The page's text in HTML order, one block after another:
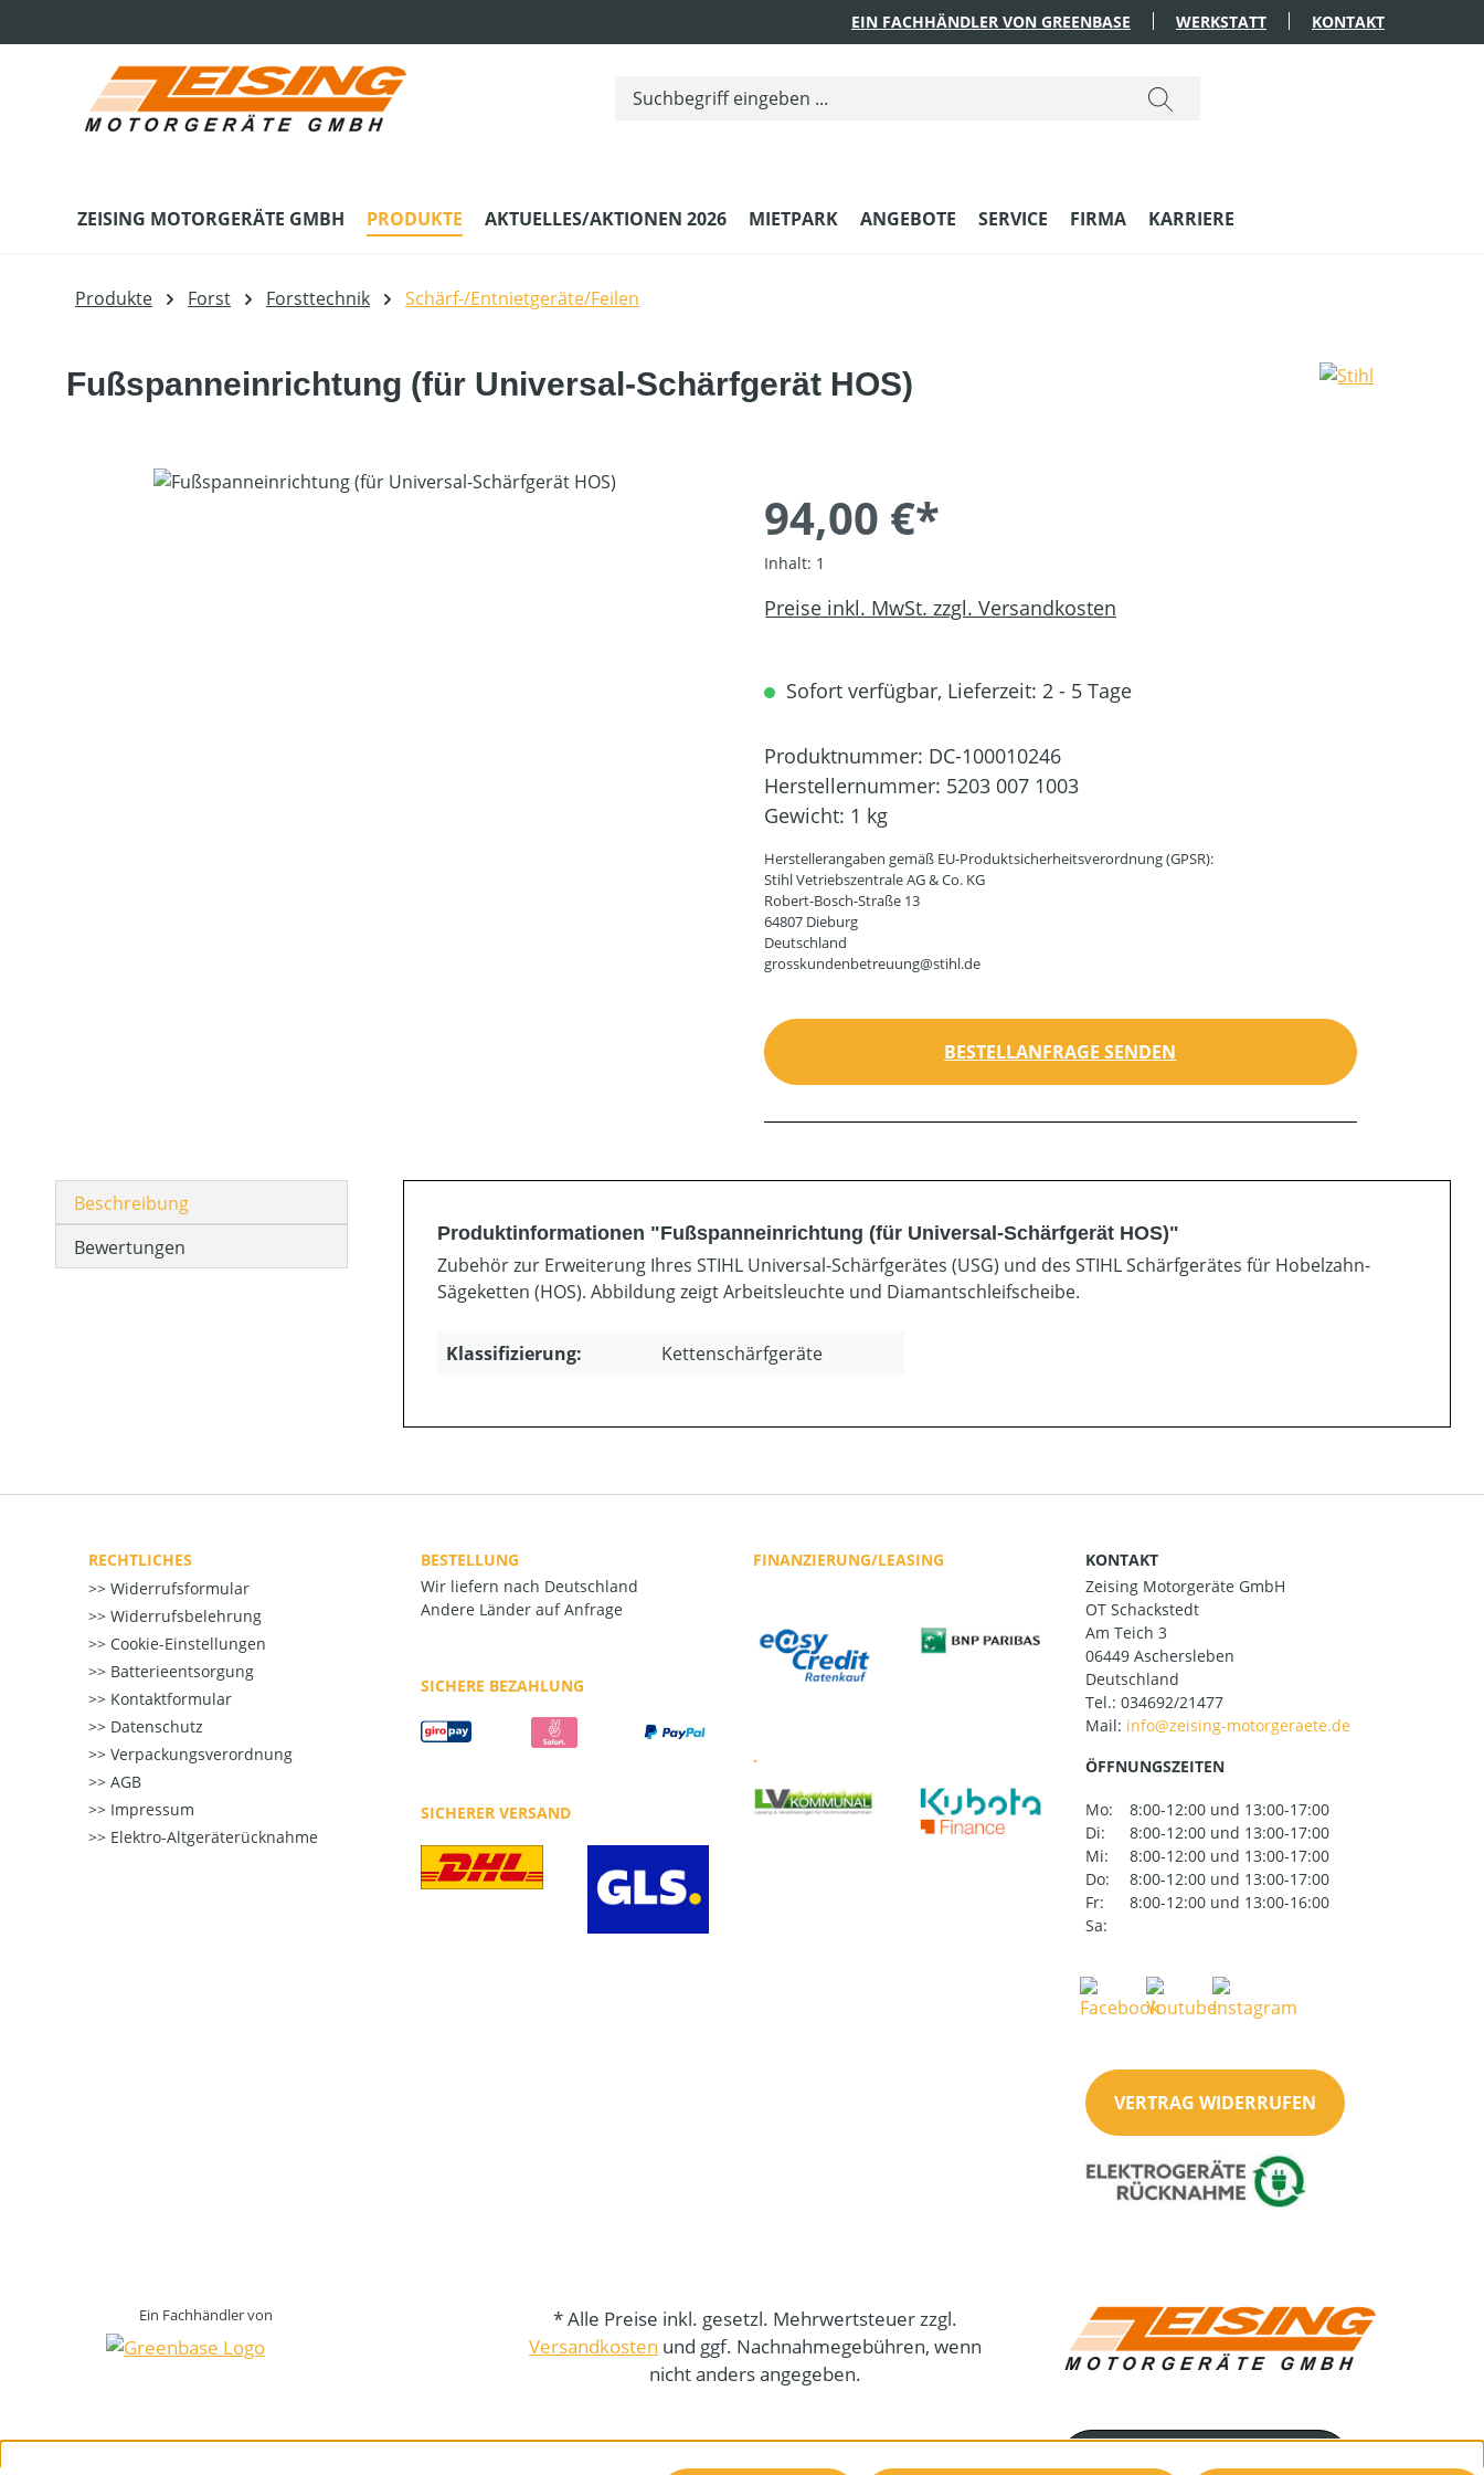
EIN FACHHÄNDLER VON GREENBASE WERKSTATT KONTAKT
ZEISING MOTORGERÄTE GMBH PRODUKTE AKTUELLES/AKTIONEN 2026 MIETPARK ANGEBOTE SERVICE FIRMA KARRIERE
Produkte Forst Forsttechnik Schärf-/Entnietgeräte/Feilen
Fußspanneinrichtung (für Universal-Schärfgerät HOS)
Bildergalerie überspringen
94,00 €*
Inhalt: 1
Preise inkl. MwSt. zzgl. Versandkosten
Sofort verfügbar, Lieferzeit: 2 - 5 Tage
Produktnummer: DC-100010246
Herstellernummer: 5203 007 1003
Gewicht: 1 kg
Herstellerangaben gemäß EU-Produktsicherheitsverordnung (GPSR):
Stihl Vetriebszentrale AG & Co. KG
Robert-Bosch-Straße 13
64807 Dieburg
Deutschland
grosskundenbetreuung@stihl.de
BESTELLANFRAGE SENDEN
Beschreibung
Bewertungen
Produktinformationen "Fußspanneinrichtung (für Universal-Schärfgerät HOS)"
Zubehör zur Erweiterung Ihres STIHL Universal-Schärfgerätes (USG) und des STIHL Schärfgerätes für Hobelzahn-
Sägeketten (HOS). Abbildung zeigt Arbeitsleuchte und Diamantschleifscheibe.
Klassifizierung: Kettenschärfgeräte
RECHTLICHES
Widerrufsformular
Widerrufsbelehrung
Cookie-Einstellungen
Batterieentsorgung
Kontaktformular
Datenschutz
Verpackungsverordnung
AGB
Impressum
Elektro-Altgeräterücknahme
BESTELLUNG
Wir liefern nach Deutschland
Andere Länder auf Anfrage
SICHERE BEZAHLUNG
SICHERER VERSAND
FINANZIERUNG/LEASING
.
KONTAKT
Zeising Motorgeräte GmbH
OT Schackstedt
Am Teich 3
06449 Aschersleben
Deutschland
Tel.: 034692/21477
Mail:
ÖFFNUNGSZEITEN
Mo:
8:00-12:00 und 13:00-17:00
Di:
8:00-12:00 und 13:00-17:00
Mi:
8:00-12:00 und 13:00-17:00
Do:
8:00-12:00 und 13:00-17:00
Fr:
8:00-12:00 und 13:00-16:00
Sa:
VERTRAG WIDERRUFEN
Ein Fachhändler von
* Alle Preise inkl. gesetzl. Mehrwertsteuer zzgl.
Versandkosten und ggf. Nachnahmegebühren, wenn
nicht anders angegeben.